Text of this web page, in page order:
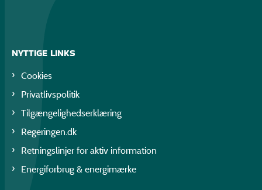
NYTTIGE LINKS
Cookies
Privatlivspolitik
Tilgængelighedserklæring
Regeringen.dk
Retningslinjer for aktiv information
Energiforbrug & energimærke